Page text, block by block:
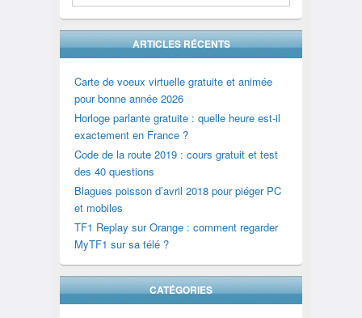
ARTICLES RÉCENTS
Carte de voeux virtuelle gratuite et animée
pour bonne année 2026
Horloge parlante gratuite : quelle heure est-il
exactement en France ?
Code de la route 2019 : cours gratuit et test
des 40 questions
Blagues poisson d’avril 2018 pour piéger PC
et mobiles
TF1 Replay sur Orange : comment regarder
MyTF1 sur sa télé ?
CATÉGORIES